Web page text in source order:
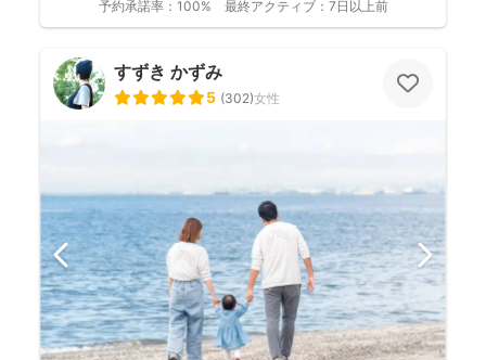
予約承諾率： 100% 最終アクティブ： 7日以上前
すずき かずみ
5 (302)女性